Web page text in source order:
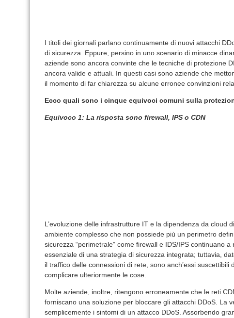
I titoli dei giornali parlano continuamente di nuovi attacchi
di sicurezza. Eppure, persino in uno scenario di minacce
aziende sono ancora convinte che le tecniche di protezione
ancora valide e attuali. In questi casi sono aziende che
il momento di far chiarezza su alcune erronee convinzioni
Ecco quali sono i cinque equivoci comuni sulla
Equivoco 1: La risposta sono firewall, IPS o CDN
L’evoluzione delle infrastrutture IT e la dipendenza da cloud
ambiente complesso che non possiede più un perimetro
sicurezza “perimetrale” come firewall e IDS/IPS continuano
essenziale di una strategia di sicurezza integrata; tuttavia,
il traffico delle connessioni di rete, sono anch’essi suscettibili
complicare ulteriormente le cose.
Molte aziende, inoltre, ritengono erroneamente che le reti
forniscano una soluzione per bloccare gli attacchi DDoS. La
semplicemente i sintomi di un attacco DDoS. Assorbendo